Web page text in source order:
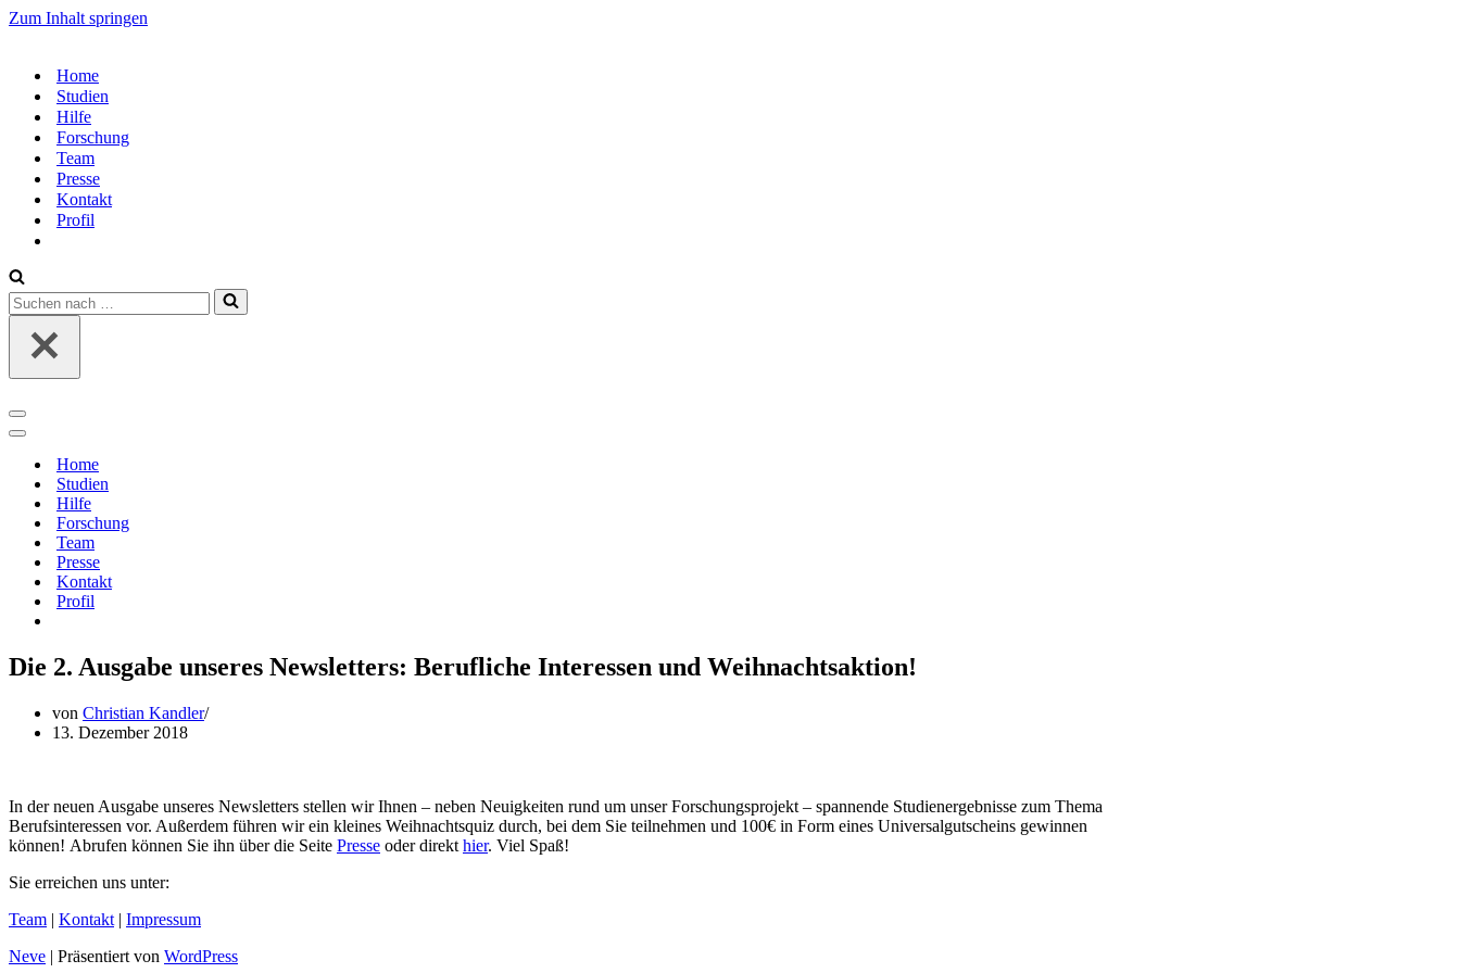
Zum Inhalt springen
Home
Studien
Hilfe
Forschung
Team
Presse
Kontakt
Profil
Suchen
nach …
Navigations-
Menü
Navigations-
Home
Studien
Hilfe
Forschung
Team
Presse
Kontakt
Profil
Die 2. Ausgabe unseres Newsletters: Berufliche Interessen und Weihnachtsaktion!
von Christian Kandler
13. Dezember 2018
In der neuen Ausgabe unseres Newsletters stellen wir Ihnen – neben Neuigkeiten rund um unser Forschungsprojekt – spannende Studienergebnisse zum Thema
Berufsinteressen vor. Außerdem führen wir ein kleines Weihnachtsquiz durch, bei dem Sie teilnehmen und 100€ in Form eines Universalgutscheins gewinnen
können! Abrufen können Sie ihn über die Seite Presse oder direkt hier. Viel Spaß!
Sie erreichen uns unter:
Team | Kontakt | Impressum
Neve | Präsentiert von WordPress